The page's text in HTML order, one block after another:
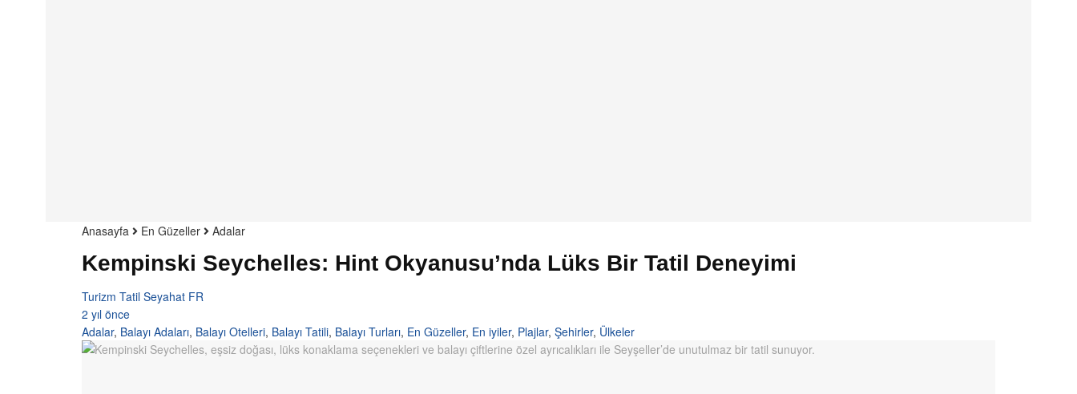
Anasayfa En Güzeller Adalar
Kempinski Seychelles: Hint Okyanusu’nda Lüks Bir Tatil Deneyimi
Turizm Tatil Seyahat FR
2 yıl önce
Adalar, Balayı Adaları, Balayı Otelleri, Balayı Tatili, Balayı Turları, En Güzeller, En iyiler, Plajlar, Şehirler, Ülkeler